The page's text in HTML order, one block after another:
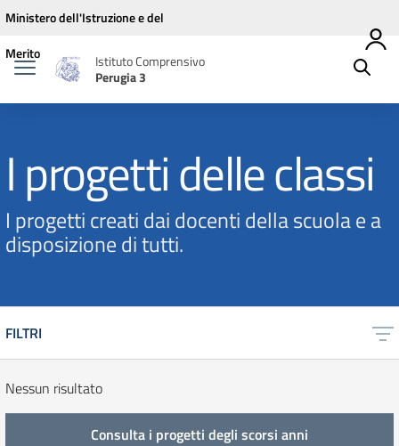
Vai ai contenuti
Vai al menu di navigazione
Vai al footer
Ministero dell'Istruzione e del
Merito
Istituto Comprensivo
Perugia 3
I progetti delle classi
I progetti creati dai docenti della scuola e a
disposizione di tutti.
FILTRI
Nessun risultato
Consulta i progetti degli scorsi anni